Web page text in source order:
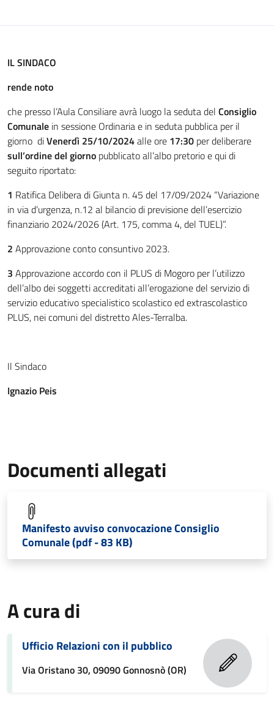
IL SINDACO
rende noto
che presso l’Aula Consiliare avrà luogo la seduta del Consiglio
Comunale in sessione Ordinaria e in seduta pubblica per il
giorno diVenerdì 25/10/2024alle ore 17:30 per deliberare
sull’ordine del giorno pubblicato all’albo pretorio e qui di
seguito riportato:
1 Ratifica Delibera di Giunta n. 45 del 17/09/2024 “Variazione
in via d’urgenza, n.12 al bilancio di previsione dell’esercizio
finanziario 2024/2026 (Art. 175, comma 4, del TUEL)”.
2 Approvazione conto consuntivo 2023.
3 Approvazione accordo con il PLUS di Mogoro per l’utilizzo
dell’albo dei soggetti accreditati all’erogazione del servizio di
servizio educativo specialistico scolastico ed extrascolastico
PLUS, nei comuni del distretto Ales-Terralba.
Il Sindaco
Ignazio Peis
Documenti allegati
Manifesto avviso convocazione Consiglio
Comunale (pdf - 83 KB)
A cura di
Ufficio Relazioni con il pubblico
Via Oristano 30, 09090 Gonnosnò (OR)